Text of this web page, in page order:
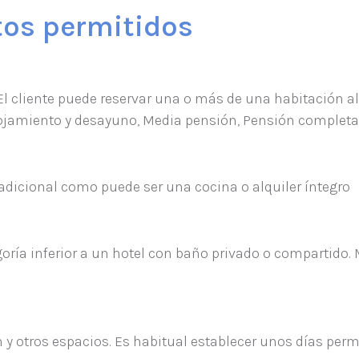
permitidos
cliente puede reservar una o más de una habitación
y desayuno, Media pensión, Pensión
como puede ser una cocina o alquiler íntegro
inferior a un hotel con baño privado o compartido.
otros espacios. Es habitual establecer unos días